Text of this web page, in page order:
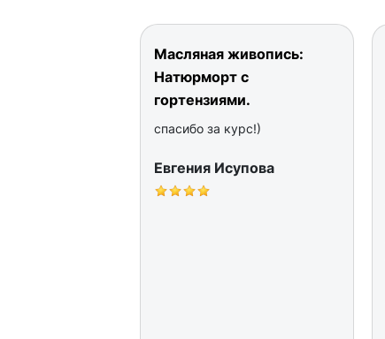
Масляная живопись:
Натюрморт с
гортензиями.
спасибо за курс!)
Евгения Исупова